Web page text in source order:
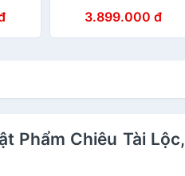
2.54kg, kích thước
(16.5 x 11 x 9 cm)
3.899.000 đ
Phẩm Chiêu Tài Lộc,